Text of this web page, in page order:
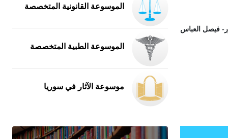
فيصل العباس
الموسوعة القانونية المتخصصة
الموسوعة الطبية المتخصصة
موسوعة الآثار في سوريا